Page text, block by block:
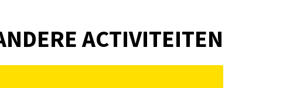
ACTIVITEITEN